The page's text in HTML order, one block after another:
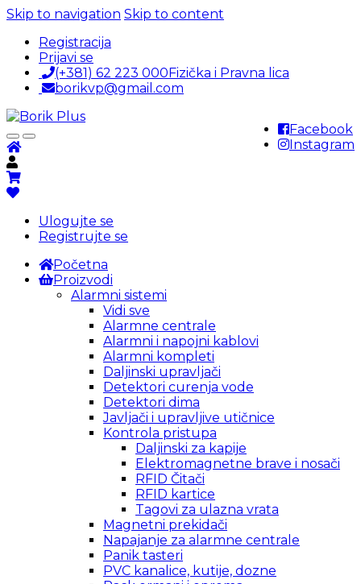
Skip to navigation Skip to content
Registracija
Prijavi se
(+381) 62 223 000Fizička i Pravna lica
borikvp@gmail.com
Facebook
Instagram
Ulogujte se
Registrujte se
Početna
Proizvodi
Alarmni sistemi
Vidi sve
Alarmne centrale
Alarmni i napojni kablovi
Alarmni kompleti
Daljinski upravljači
Detektori curenja vode
Detektori dima
Javljači i upravljive utičnice
Kontrola pristupa
Daljinski za kapije
Elektromagnetne brave i nosači
RFID Čitači
RFID kartice
Tagovi za ulazna vrata
Magnetni prekidači
Napajanje za alarmne centrale
Panik tasteri
PVC kanalice, kutije, dozne